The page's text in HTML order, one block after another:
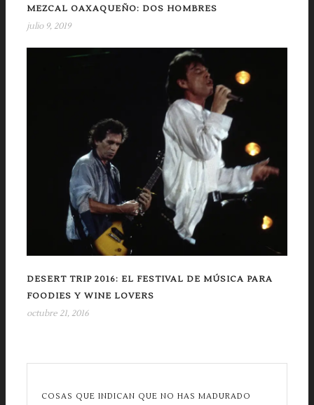
MEZCAL OAXAQUEÑO: DOS HOMBRES
julio 9, 2019
DESERT TRIP 2016: EL FESTIVAL DE MÚSICA PARA
FOODIES Y WINE LOVERS
octubre 21, 2016
COSAS QUE INDICAN QUE NO HAS MADURADO